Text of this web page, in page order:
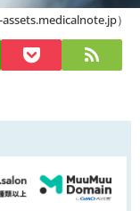
assets.medicalnote.jp）